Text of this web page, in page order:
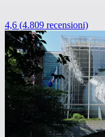
4,6 (4.809 recensioni)